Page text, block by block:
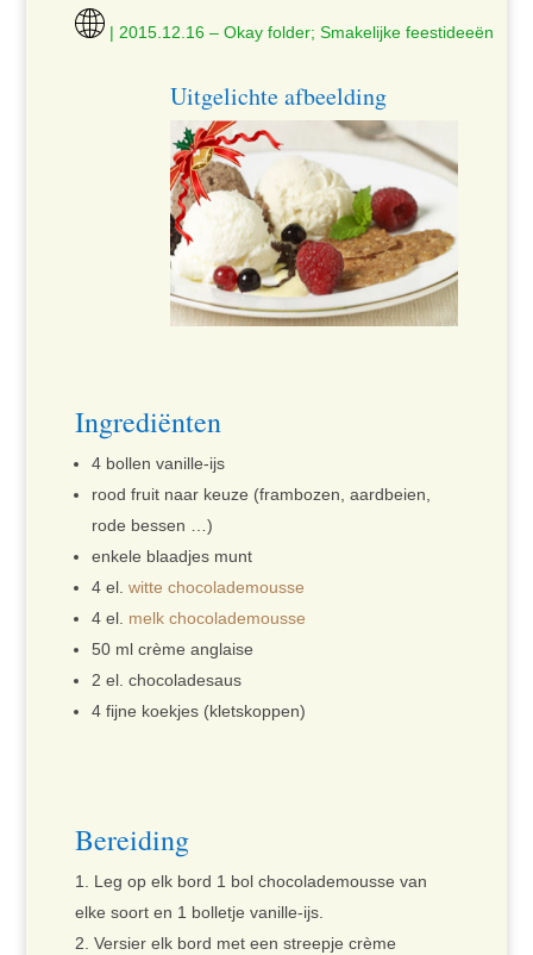
| 2015.12.16 – Okay folder; Smakelijke feestideeën
Uitgelichte afbeelding
Ingrediënten
4 bollen vanille-ijs
rood fruit naar keuze (frambozen, aardbeien,
rode bessen …)
enkele blaadjes munt
4 el. witte chocolademousse
4 el. melk chocolademousse
50 ml crème anglaise
2 el. chocoladesaus
4 fijne koekjes (kletskoppen)
Bereiding
Leg op elk bord 1 bol chocolademousse van
elke soort en 1 bolletje vanille-ijs.
Versier elk bord met een streepje crème